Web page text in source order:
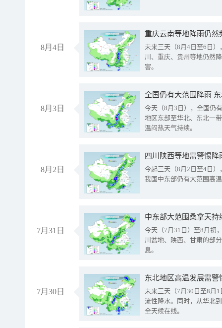
8月4日
重庆云南等地降雨仍然
未来三天（8月4日至6日
川、重庆、贵州等地仍然
害。
8月3日
全国仍有大范围降雨
今天（8月3日），全国仍
地区东部至华北、东北一
温闷热天气持续。
8月2日
今起三天（8月2日至4日
我国中东部仍有大范围高
7月31日
中东部大范围桑拿天
今天（7月31日）至8月初
川盆地、陕西、甘肃的部
息。
7月30日
东北地区高温发展需
未来三天（7月30日至8月
流性降水。同时，从华北
全天候在线。